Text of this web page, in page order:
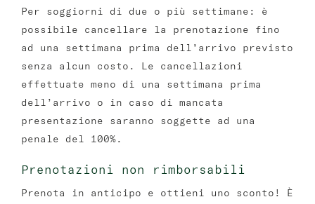
Per soggiorni di due o più settimane: è
possibile cancellare la prenotazione fino
ad una settimana prima dell’arrivo previsto
senza alcun costo. Le cancellazioni
effettuate meno di una settimana prima
dell’arrivo o in caso di mancata
presentazione saranno soggette ad una
penale del 100%.
Prenotazioni non rimborsabili
Prenota in anticipo e ottieni uno sconto! È